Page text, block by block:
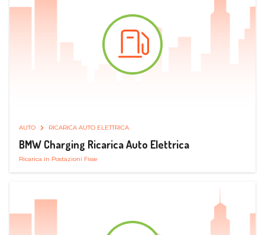
AUTO RICARICA AUTO ELETTRICA
BMW Charging Ricarica Auto Elettrica
Ricarica in Postazioni Fisse